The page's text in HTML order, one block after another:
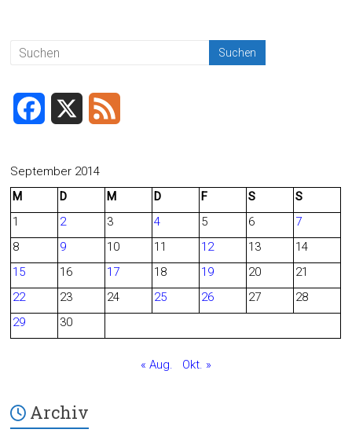
ok
c
b
o
September 2014
M
D M D F S
S
1
2 3 4 5 6
7
8
9 10 11 12 13
14
15
16 17 18 19 20
21
22
23 24 25 26 27
28
29
30
« Aug. Okt. »
Archiv